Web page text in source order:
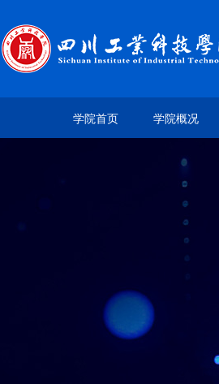
学院首页 学院概况